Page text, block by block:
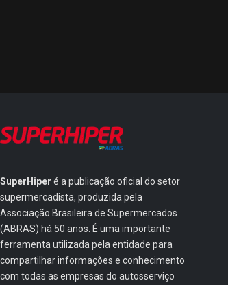
SuperHiper é a publicação oficial do setor
supermercadista, produzida pela
Associação Brasileira de Supermercados
(ABRAS) há 50 anos. É uma importante
ferramenta utilizada pela entidade para
compartilhar informações e conhecimento
com todas as empresas do autosserviço